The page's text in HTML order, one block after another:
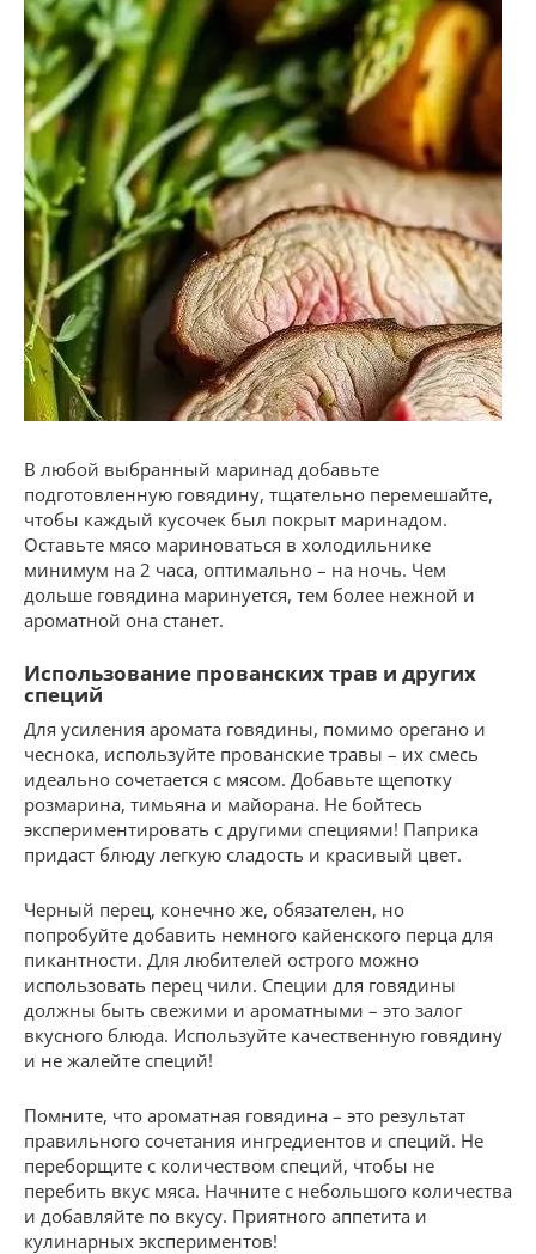
В любой выбранный маринад добавьте
подготовленную говядину, тщательно перемешайте,
чтобы каждый кусочек был покрыт маринадом.
Оставьте мясо мариноваться в холодильнике
минимум на 2 часа, оптимально – на ночь. Чем
дольше говядина маринуется, тем более нежной и
ароматной она станет.
Использование прованских трав и других
специй
Для усиления аромата говядины, помимо орегано и
чеснока, используйте прованские травы – их смесь
идеально сочетается с мясом. Добавьте щепотку
розмарина, тимьяна и майорана. Не бойтесь
экспериментировать с другими специями! Паприка
придаст блюду легкую сладость и красивый цвет.
Черный перец, конечно же, обязателен, но
попробуйте добавить немного кайенского перца для
пикантности. Для любителей острого можно
использовать перец чили. Специи для говядины
должны быть свежими и ароматными – это залог
вкусного блюда. Используйте качественную говядину
и не жалейте специй!
Помните, что ароматная говядина – это результат
правильного сочетания ингредиентов и специй. Не
переборщите с количеством специй, чтобы не
перебить вкус мяса. Начните с небольшого количества
и добавляйте по вкусу. Приятного аппетита и
кулинарных экспериментов!